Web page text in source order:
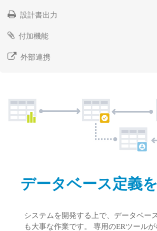
設計書出力
付加機能
外部連携
データベース定義
システムを開発する上で、データベー
も大事な作業です。 専用のERツール